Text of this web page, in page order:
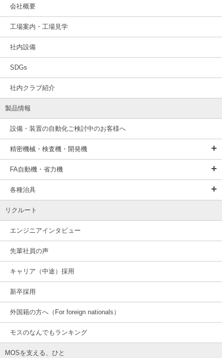
会社概要
工場案内・工場見学
社内設備
SDGs
社内クラブ紹介
製品情報
設備・装置の自動化ご検討中のお客様へ
精密機械・検査機・開発機
FA自動機・省力機
各種治具
リクルート
エンジニアインタビュー
先輩社員の声
キャリア（中途）採用
新卒採用
外国籍の方へ（For foreign nationals）
モスのなんでもランキング
MOSを支える、ひと